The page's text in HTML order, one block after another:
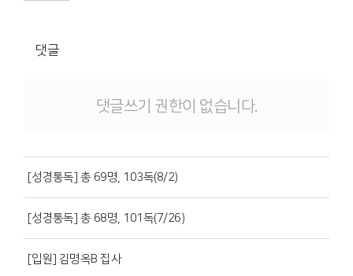
댓글
댓글쓰기 권한이 없습니다.
[성경통독] 총 69명, 103독(8/2)
[성경통독] 총 68명, 101독(7/26)
[입원] 김명옥B 집사